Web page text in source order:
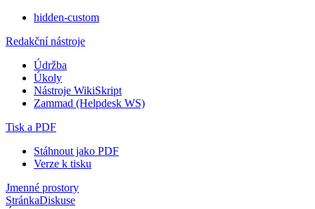
hidden-custom
Redakční nástroje
Údržba
Úkoly
Nástroje WikiSkript
Zammad (Helpdesk WS)
Tisk a PDF
Stáhnout jako PDF
Verze k tisku
Jmenné prostory
StránkaDiskuse